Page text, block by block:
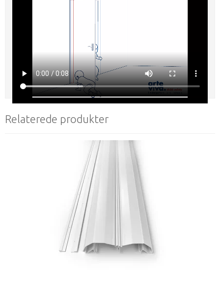
Relaterede produkter